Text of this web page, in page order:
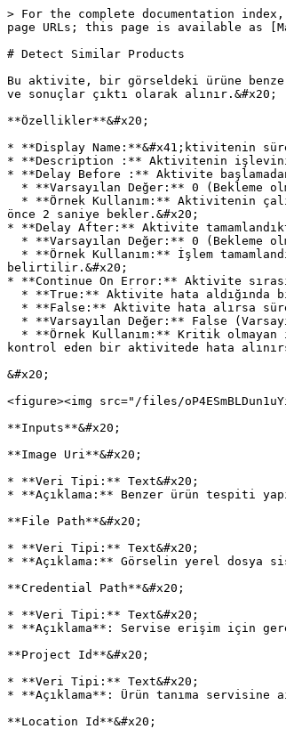
> For the complete documentation
page URLs; this page is available as
# Detect Similar Products
Bu aktivite, bir görseldeki ürüne
ve sonuçlar çıktı olarak alınır.&#x20;
**Özellikler**&#x20;
* **Display Name:**&#x41;ktivitenin
* **Description :** Aktivitenin işlevini
* **Delay Before :** Aktivite
önce 2 saniye bekler.&#x20;
* **Delay After:** Aktivite
belirtilir.&#x20;
* **Continue On Error:** Aktivite
kontrol eden bir aktivitede hata
&#x20;
<figure><img src="/files/
**Inputs**&#x20;
**Image Uri**&#x20;
* **Veri Tipi:** Text&#x20;
* **Açıklama:** Benzer ürün tespiti
**File Path**&#x20;
* **Veri Tipi:** Text&#x20;
* **Açıklama:** Görselin yerel dosya
**Credential Path**&#x20;
* **Veri Tipi:** Text&#x20;
* **Açıklama**: Servise erişim için
**Project Id**&#x20;
* **Veri Tipi:** Text&#x20;
* **Açıklama**: Ürün tanıma
**Location Id**&#x20;